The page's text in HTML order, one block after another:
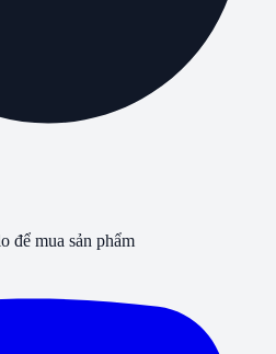
để mua sản phẩm